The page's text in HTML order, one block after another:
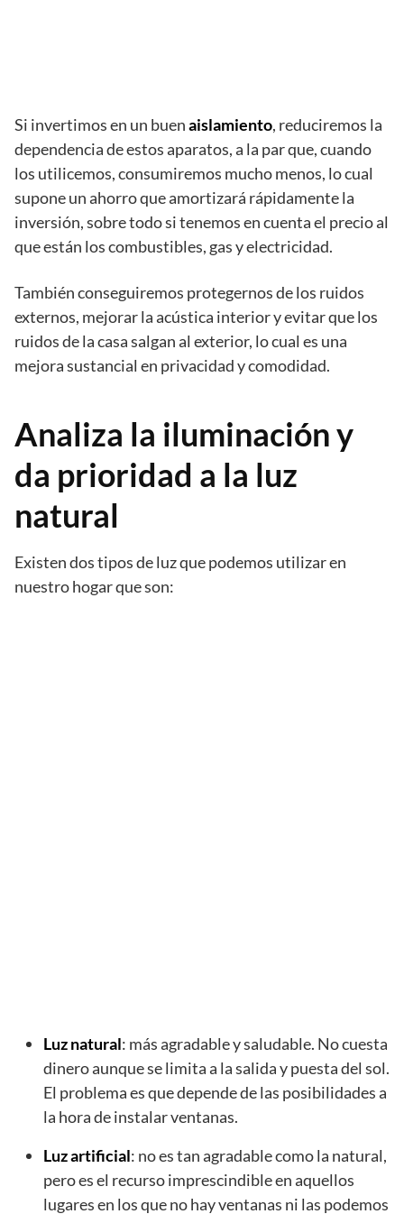
Si invertimos en un buenaislamiento, reduciremos la
dependencia de estos aparatos, a la par que, cuando
los utilicemos, consumiremos mucho menos, lo cual
supone un ahorro que amortizará rápidamente la
inversión, sobre todo si tenemos en cuenta el precio al
que están los combustibles, gas y electricidad.
También conseguiremos protegernos de los ruidos
externos, mejorar la acústica interior y evitar que los
ruidos de la casa salgan al exterior, lo cual es una
mejora sustancial en privacidad y comodidad.
Analiza la iluminación y
da prioridad a la luz
natural
Existen dos tipos de luz que podemos utilizar en
nuestro hogar que son:
Luz natural: más agradable y saludable. No cuesta
dinero aunque se limita a la salida y puesta del sol.
El problema es que depende de las posibilidades a
la hora de instalar ventanas.
Luz artificial: no es tan agradable como la natural,
pero es el recurso imprescindible en aquellos
lugares en los que no hay ventanas ni las podemos